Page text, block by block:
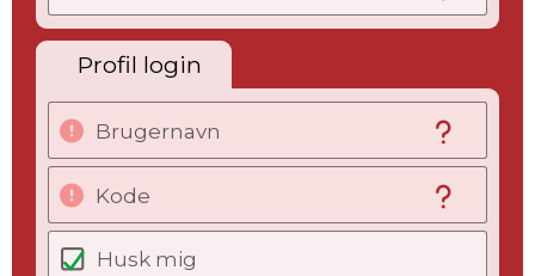
Profil login
Brugernavn
Kode
Husk mig